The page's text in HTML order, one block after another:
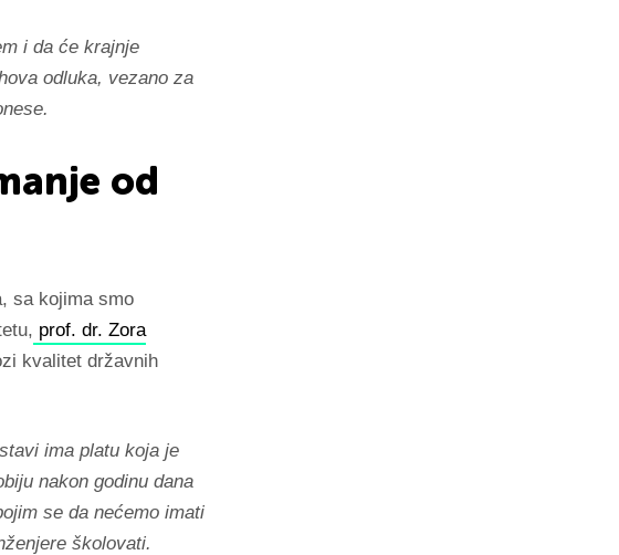
i da će krajnje
odluka, vezano za
od
sa kojima smo
prof. dr. Zora
kvalitet državnih
ima platu koja je
nakon godinu dana
se da nećemo imati
školovati.